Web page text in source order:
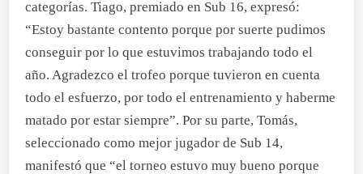
categorías. Tiago, premiado en Sub 16, expresó:
“Estoy bastante contento porque por suerte pudimos
conseguir por lo que estuvimos trabajando todo el
año. Agradezco el trofeo porque tuvieron en cuenta
todo el esfuerzo, por todo el entrenamiento y haberme
matado por estar siempre”. Por su parte, Tomás,
seleccionado como mejor jugador de Sub 14,
manifestó que “el torneo estuvo muy bueno porque